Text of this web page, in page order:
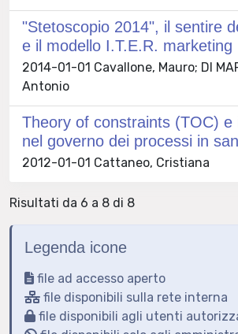
"Stetoscopio 2014", il sentire
e il modello I.T.E.R. marketing
2014-01-01 Cavallone, Mauro; DI
Antonio
Theory of constraints (TOC) e
nel governo dei processi in
2012-01-01 Cattaneo, Cristiana
Risultati da 6 a 8 di 8
Legenda icone
file ad accesso aperto
file disponibili sulla rete interna
file disponibili agli utenti